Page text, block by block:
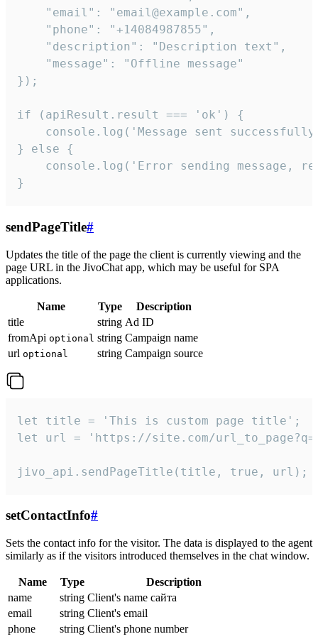
    "email": "email@example.com",
    "phone": "+14084987855",
    "description": "Description text",
    "message": "Offline message"
});
if (apiResult.result === 'ok') {
console.log('Message sent
} else {
console.log('Error sending message,
}
sendPageTitle#
Updates the title of the page the client is currently viewing and the
page URL in the JivoChat app, which may be useful for SPA
applications.
Name Type
Description
title
string Ad ID
fromApi optional string Campaign name
url optional string Campaign source
let title = 'This is custom page title';
let url = 'https://site.com/
jivo_api.sendPageTitle(title, true, url);
setContactInfo#
Sets the contact info for the visitor. The data is displayed to the agent
similarly as if the visitors introduced themselves in the chat window.
Name Type
Description
name
string Client's name сайта
email
string Client's email
phone
string Client's phone number